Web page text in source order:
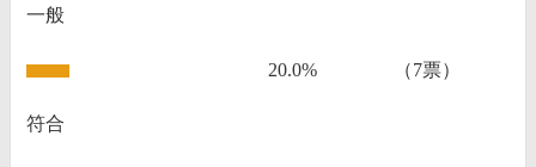
一般
20.0% （7票）
符合